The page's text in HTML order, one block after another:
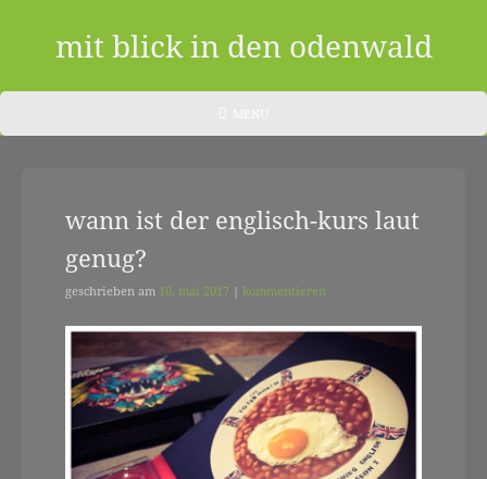
mit blick in den odenwald
blog
dem
odenwald
zwischendurch
nebenher…
wann ist der englisch-kurs laut
genug?
geschrieben am 10. mai 2017 | kommentieren